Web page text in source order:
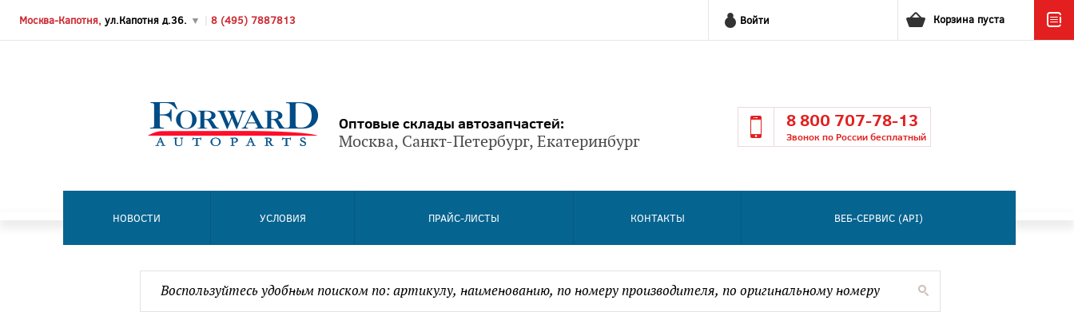
Москва-Капотня, ул.Капотня д.36. ▼ 8 (495) 7887813 Войти Корзина пуста
Оптовые склады автозапчастей:
Москва, Санкт-Петербург, Екатеринбург
8 800 707-78-13
Звонок по России бесплатный
НОВОСТИ УСЛОВИЯ ПРАЙС-ЛИСТЫ КОНТАКТЫ ВЕБ-СЕРВИС (API)